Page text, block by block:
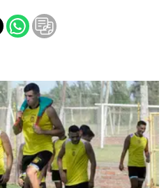
y finanzas
el campo
empresas